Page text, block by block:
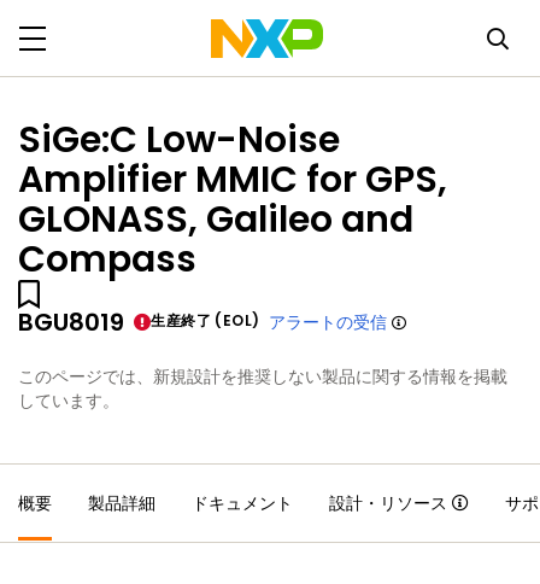
SiGe:C Low-Noise
Amplifier MMIC for GPS,
GLONASS, Galileo and
Compass
BGU8019 生産終了 (EOL) アラートの受信
このページでは、新規設計を推奨しない製品に関する情報を掲載
しています。
概要 製品詳細 ドキュメント 設計・リソース サ